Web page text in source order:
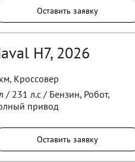
Оставить заявку
H7, 2026
, Кроссовер
/ 231 л.с / Бензин, Робот,
привод
Оставить заявку